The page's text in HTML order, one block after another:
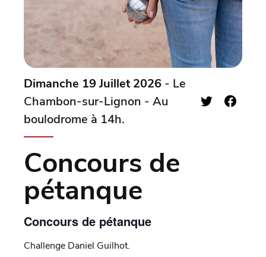
Dimanche 19 Juillet 2026 - Le
Chambon-sur-Lignon - Au
boulodrome à 14h.
Concours de
pétanque
Concours de pétanque
Challenge Daniel Guilhot.